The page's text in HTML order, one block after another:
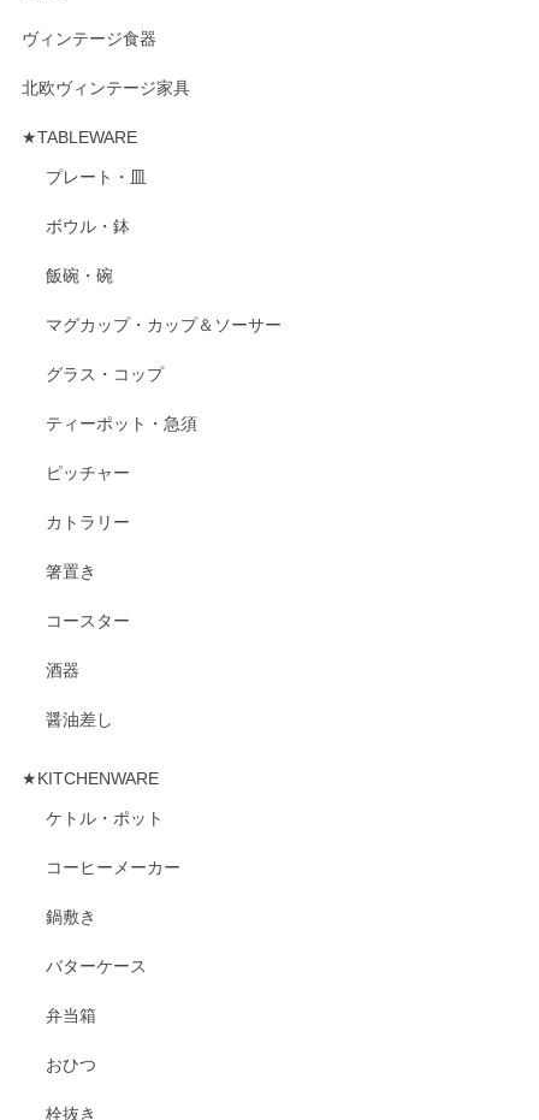
ヴィンテージ食器
北欧ヴィンテージ家具
★TABLEWARE
プレート・皿
ボウル・鉢
飯碗・碗
マグカップ・カップ＆ソーサー
グラス・コップ
ティーポット・急須
ピッチャー
カトラリー
箸置き
コースター
酒器
醤油差し
★KITCHENWARE
ケトル・ポット
コーヒーメーカー
鍋敷き
バターケース
弁当箱
おひつ
栓抜き